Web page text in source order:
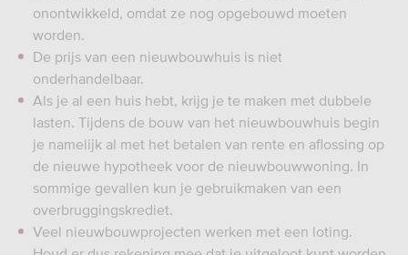
onontwikkeld, omdat ze nog opgebouwd moeten
worden.
De prijs van een nieuwbouwhuis is niet
onderhandelbaar.
Als je al een huis hebt, krijg je te maken met dubbele
lasten. Tijdens de bouw van het nieuwbouwhuis begin
je namelijk al met het betalen van rente en aflossing op
de nieuwe hypotheek voor de nieuwbouwwoning. In
sommige gevallen kun je gebruikmaken van een
overbruggingskrediet.
Veel nieuwbouwprojecten werken met een loting.